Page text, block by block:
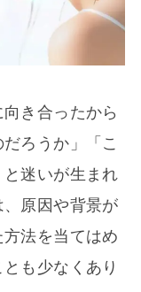
き合ったから
ろうか」「こ
迷いが生まれ
原因や背景が
法を当てはめ
も少なくあり